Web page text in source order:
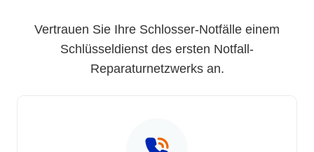
Vertrauen Sie Ihre Schlosser-Notfälle einem
Schlüsseldienst des ersten Notfall-
Reparaturnetzwerks an.